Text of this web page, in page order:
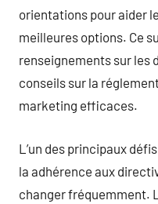
orientations pour aider
meilleures options. Ce
renseignements sur les
conseils sur la
marketing efficaces.
L’un des principaux
la adhérence aux
changer fréquemment.